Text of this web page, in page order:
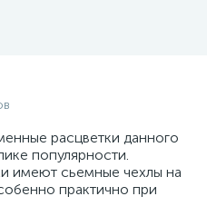
расцветки данного
популярности.
имеют сьемные чехлы на
практично при